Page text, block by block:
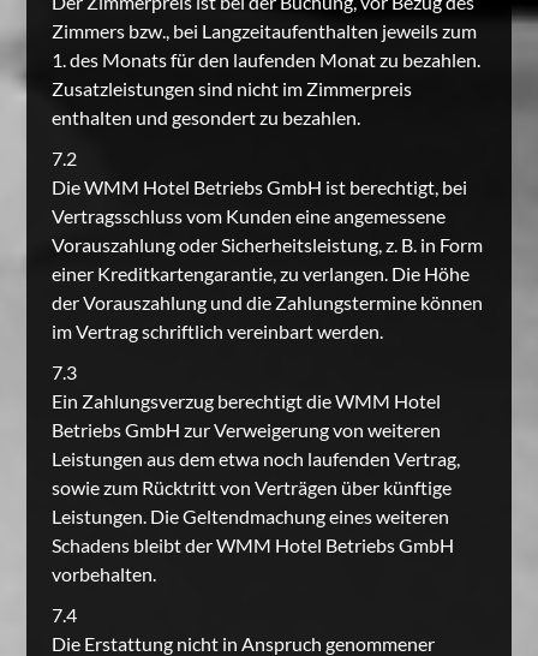
Zimmers bzw., bei Langzeitaufenthalten jeweils zum
1. des Monats für den laufenden Monat zu bezahlen.
Zusatzleistungen sind nicht im Zimmerpreis
enthalten und gesondert zu bezahlen.
7.2
Die WMM Hotel Betriebs GmbH ist berechtigt, bei
Vertragsschluss vom Kunden eine angemessene
Vorauszahlung oder Sicherheitsleistung, z. B. in Form
einer Kreditkartengarantie, zu verlangen. Die Höhe
der Vorauszahlung und die Zahlungstermine können
im Vertrag schriftlich vereinbart werden.
7.3
Ein Zahlungsverzug berechtigt die WMM Hotel
Betriebs GmbH zur Verweigerung von weiteren
Leistungen aus dem etwa noch laufenden Vertrag,
sowie zum Rücktritt von Verträgen über künftige
Leistungen. Die Geltendmachung eines weiteren
Schadens bleibt der WMM Hotel Betriebs GmbH
vorbehalten.
7.4
Die Erstattung nicht in Anspruch genommener